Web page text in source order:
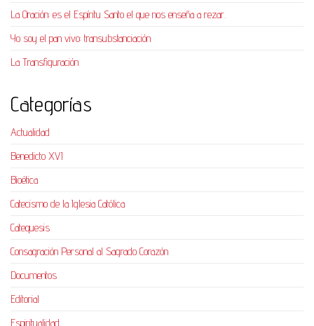
La Oración: es el Espíritu Santo el que nos enseña a rezar.
Yo soy el pan vivo: transubstanciación
La Transfiguración
Categorías
Actualidad
Benedicto XVI
Bioética
Catecismo de la Iglesia Católica
Catequesis
Consagración Personal al Sagrado Corazón
Documentos
Editorial
Espiritualidad